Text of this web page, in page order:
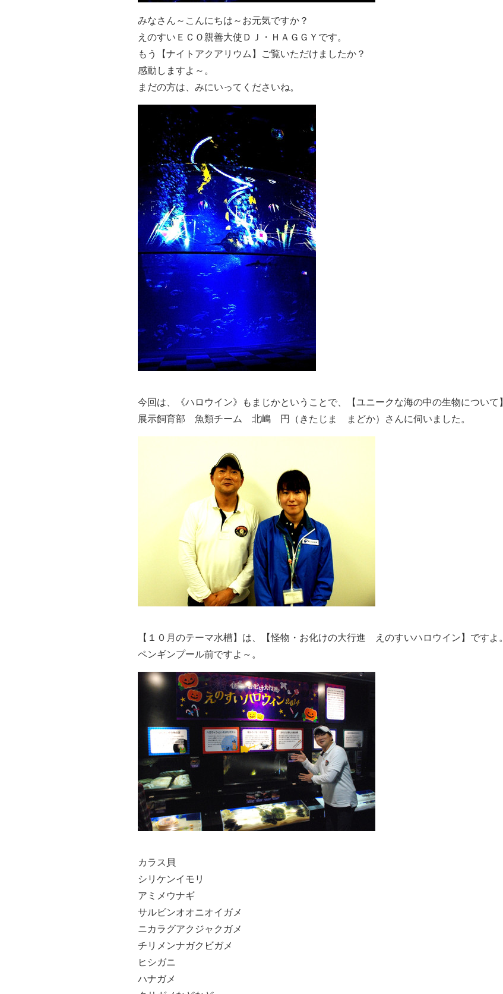
みなさん～こんにちは～お元気ですか？
えのすいＥＣＯ親善大使ＤＪ・ＨＡＧＧＹです。
もう【ナイトアクアリウム】ご覧いただけましたか？
感動しますよ～。
まだの方は、みにいってくださいね。
今回は、《ハロウイン》もまじかということで、【ユニークな海の中の生物について】
展示飼育部 魚類チーム 北嶋 円（きたじま まどか）さんに伺いました。
【１０月のテーマ水槽】は、【怪物・お化けの大行進 えのすいハロウイン】ですよ。
ペンギンプール前ですよ～。
カラス貝
シリケンイモリ
アミメウナギ
サルビンオオニオイガメ
ニカラグアクジャクガメ
チリメンナガクビガメ
ヒシガニ
ハナガメ